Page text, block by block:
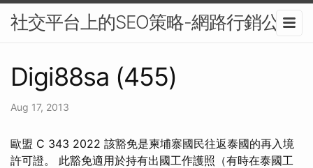
社交平台上的SEO策略-網路行銷公司
Digi88sa (455)
Aug 17, 2013
歐盟 C 343 2022 該豁免是柬埔寨國民往返泰國的再入境
許可證。 此豁免適用於持有出國工作護照（有時在泰國工